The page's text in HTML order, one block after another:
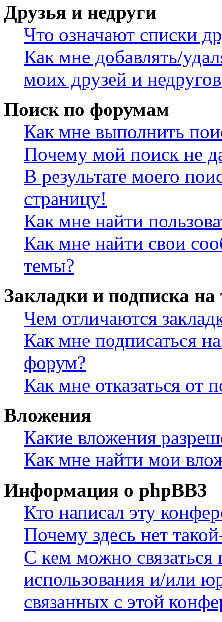
Друзья и недруги
Что означают списки
Как мне добавлять/
моих друзей и
Поиск по форумам
Как мне выполнить
Почему мой поиск не
В результате моего
страницу!
Как мне найти
Как мне найти свои
темы?
Закладки и подписка
Чем отличаются
Как мне подписаться
форум?
Как мне отказаться от
Вложения
Какие вложения
Как мне найти мои
Информация о phpBB3
Кто написал эту
Почему здесь нет
С кем можно связаться
использования и/или
связанных с этой